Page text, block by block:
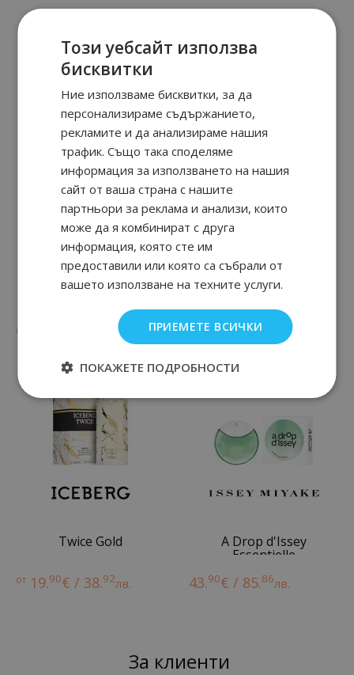
Tuberoza - X Collection
91
Seductive Red
Boss Boss Alive Absolu
Parfum Intense
от лв.
Twice Platinum
от 19.90€ / 38. лв.
Twice Gold
от 19.90€ / 38.92лв.
A Drop d'Issey
Essentielle
43.90€ / 85.86лв.
За клиенти
Този уебсайт използва
бисквитки
Ние използваме бисквитки, за да
персонализираме съдържанието,
рекламите и да анализираме нашия
трафик. Също така споделяме
информация за използването на нашия
сайт от ваша страна с нашите
партньори за реклама и анализи, които
може да я комбинират с друга
информация, която сте им
предоставили или която са събрали от
вашето използване на техните услуги.
ПРИЕМЕТЕ ВСИЧКИ
ПОКАЖЕТЕ ПОДРОБНОСТИ